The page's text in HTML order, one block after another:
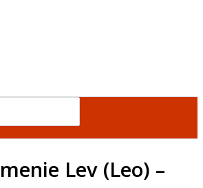
Lev (Leo) –